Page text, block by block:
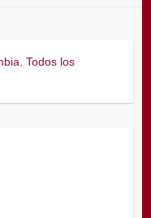
Todos los